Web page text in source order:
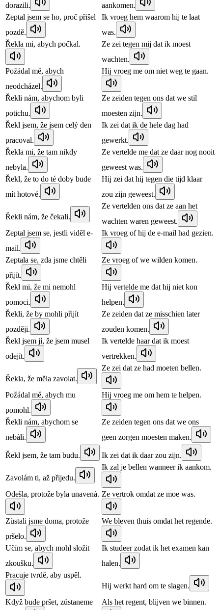
dorazili.
aankomen.
Zeptal jsem se ho, proč přišel
pozdě.
Ik vroeg hem waarom hij te laat
was.
Řekla mi, abych počkal.
Ze zei tegen mij dat ik moest
wachten.
Požádal mě, abych
neodcházel.
Hij vroeg me om niet weg te gaan.
Řekli nám, abychom byli
potichu.
Ze zeiden tegen ons dat we stil
moesten zijn.
Řekl jsem, že jsem celý den
pracoval.
Ik zei dat ik de hele dag had
gewerkt.
Řekla mi, že tam nikdy
nebyla.
Ze vertelde me dat ze daar nog nooit
geweest was.
Řekl, že to do té doby bude
mít hotové.
Hij zei dat hij tegen die tijd klaar
zou zijn geweest.
Řekli nám, že čekali.
Ze vertelden ons dat ze aan het
wachten waren geweest.
Zeptal jsem se, jestli viděl e-
mail.
Ik vroeg of hij de e-mail had gezien.
Zeptala se, zda jsme chtěli
přijít.
Ze vroeg of we wilden komen.
Řekl mi, že mi nemohl
pomoci.
Hij vertelde me dat hij niet kon
helpen.
Řekli, že by mohli přijít
později.
Ze zeiden dat ze misschien later
zouden komen.
Řekl jsem jí, že jsem musel
odejít.
Ik vertelde haar dat ik moest
vertrekken.
Řekla, že měla zavolat.
Ze zei dat ze had moeten bellen.
Požádal mě, abych mu
pomohl.
Hij vroeg me om hem te helpen.
Řekli nám, abychom se
nebáli.
Ze zeiden tegen ons dat we ons
geen zorgen moesten maken.
Řekl jsem, že tam budu. Ik zei dat ik daar zou zijn.
Zavolám ti, až přijedu.
Ik zal je bellen wanneer ik aankom.
Odešla, protože byla unavená. Ze vertrok omdat ze moe was.
Zůstali jsme doma, protože
pršelo.
We bleven thuis omdat het regende.
Učím se, abych mohl složit
zkoušku.
Ik studeer zodat ik het examen kan
halen.
Pracuje tvrdě, aby uspěl.
Hij werkt hard om te slagen.
Když bude pršet, zůstaneme
Als het regent, blijven we binnen.